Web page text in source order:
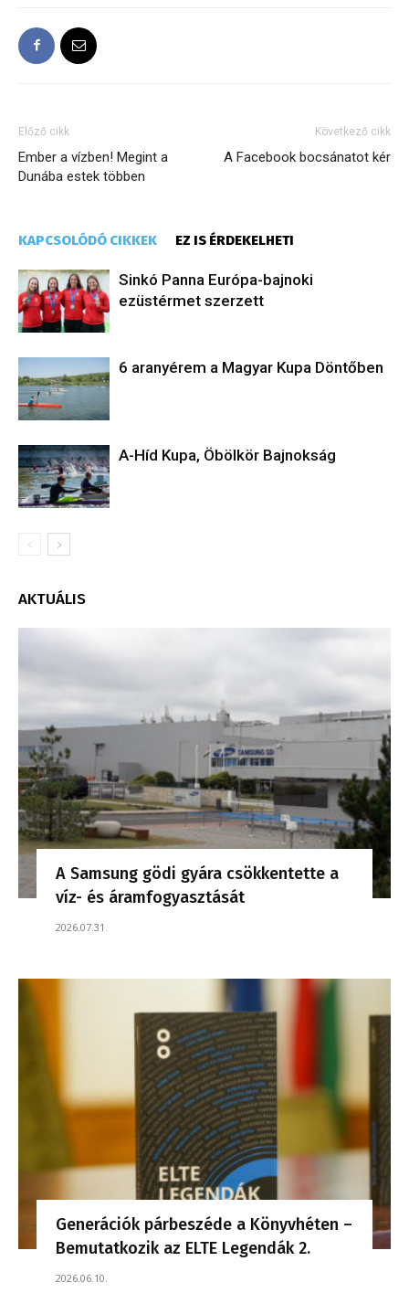
Előző cikk
Ember a vízben! Megint a
Dunába estek többen
Következő cikk
A Facebook bocsánatot kér
KAPCSOLÓDÓ CIKKEK EZ IS ÉRDEKELHETI
Sinkó Panna Európa-bajnoki
ezüstérmet szerzett
6 aranyérem a Magyar Kupa Döntőben
A-Híd Kupa, Öbölkör Bajnokság
AKTUÁLIS
A Samsung gödi gyára csökkentette a
víz- és áramfogyasztását
2026.07.31.
Generációk párbeszéde a Könyvhéten –
Bemutatkozik az ELTE Legendák 2.
2026.06.10.